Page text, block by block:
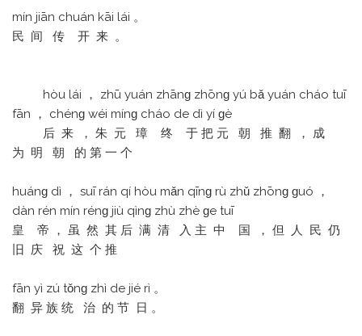
mín jiān chuán kāi lái 。
民 间 传 开 来 。
hòu lái ， zhū yuán zhānɡ zhōnɡ yú bǎ yuán cháo tuī
fān ， chénɡ wéi mínɡ cháo de dì yí ɡè
后 来 ， 朱 元 璋 终 于 把 元 朝 推 翻 ， 成
为 明 朝 的 第 一 个
huánɡ dì ， suī rán qí hòu mǎn qīnɡ rù zhǔ zhōnɡ ɡuó ，
dàn rén mín rénɡ jiù qìnɡ zhù zhè ɡe tuī
皇 帝 ， 虽 然 其 后 满 清 入 主 中 国 ， 但 人 民 仍
旧 庆 祝 这 个 推
fān yì zú tǒnɡ zhì de jié rì 。
翻 异 族 统 治 的 节 日 。